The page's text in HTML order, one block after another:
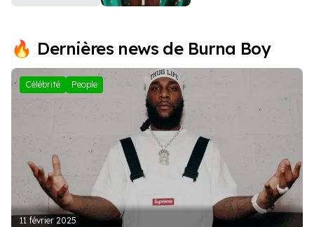
Dernières news de Burna Boy
Célébrité People
11 février 2025